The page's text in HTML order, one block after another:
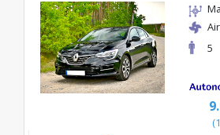
5